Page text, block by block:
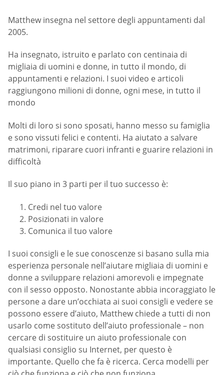
Matthew insegna nel settore degli appuntamenti dal
2005.
Ha insegnato, istruito e parlato con centinaia di
migliaia di uomini e donne, in tutto il mondo, di
appuntamenti e relazioni. I suoi video e articoli
raggiungono milioni di donne, ogni mese, in tutto il
mondo
Molti di loro si sono sposati, hanno messo su famiglia
e sono vissuti felici e contenti. Ha aiutato a salvare
matrimoni, riparare cuori infranti e guarire relazioni in
difficoltà
Il suo piano in 3 parti per il tuo successo è:
Credi nel tuo valore
Posizionati in valore
Comunica il tuo valore
I suoi consigli e le sue conoscenze si basano sulla mia
esperienza personale nell’aiutare migliaia di uomini e
donne a sviluppare relazioni amorevoli e impegnate
con il sesso opposto. Nonostante abbia incoraggiato le
persone a dare un’occhiata ai suoi consigli e vedere se
possono essere d’aiuto, Matthew chiede a tutti di non
usarlo come sostituto dell’aiuto professionale – non
cercare di sostituire un aiuto professionale con
qualsiasi consiglio su Internet, per questo è
importante. Quello che fa è ricerca. Cerca modelli per